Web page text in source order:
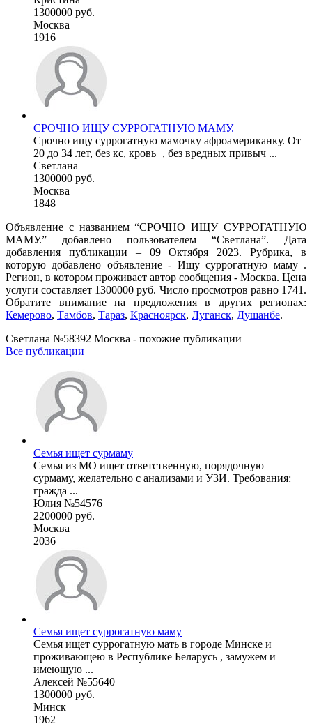
1300000 руб.
Москва
1916
СРОЧНО ИЩУ СУРРОГАТНУЮ МАМУ.
Срочно ищу суррогатную мамочку афроамериканку. От
20 до 34 лет, без кс, кровь+, без вредных привыч ...
Светлана
1300000 руб.
Москва
1848
Объявление с названием “СРОЧНО ИЩУ СУРРОГАТНУЮ
МАМУ.” добавлено пользователем “Светлана”. Дата
добавления публикации – 09 Октября 2023. Рубрика, в
которую добавлено объявление - Ищу суррогатную маму .
Регион, в котором проживает автор сообщения - Москва. Цена
услуги составляет 1300000 руб. Число просмотров равно 1741.
Обратите внимание на предложения в других регионах:
Кемерово, Тамбов, Тараз, Красноярск, Луганск, Душанбе.
Светлана №58392 Москва - похожие публикации
Все публикации
Семья ищет сурмаму
Семья из МО ищет ответственную, порядочную
сурмаму, желательно с анализами и УЗИ. Требования:
гражда ...
Юлия №54576
2200000 руб.
Москва
2036
Семья ищет суррогатную маму
Семья ищет суррогатную мать в городе Минске и
проживающею в Республике Беларусь , замужем и
имеющую ...
Алексей №55640
1300000 руб.
Минск
1962